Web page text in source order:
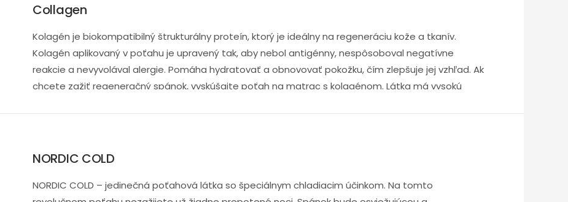
Collagen
Kolagén je biokompatibilný štrukturálny proteín, ktorý je ideálny na regeneráciu kože a tkanív.
Kolagén aplikovaný v poťahu je upravený tak, aby nebol antigénny, nespôsoboval negatívne
reakcie a nevyvolával alergie. Pomáha hydratovať a obnovovať pokožku, čím zlepšuje jej vzhľad. Ak
chcete zažiť regeneračný spánok, vyskúšajte poťah na matrac s kolagénom. Látka má vysokú
NORDIC COLD
NORDIC COLD – jedinečná poťahová látka so špeciálnym chladiacim účinkom. Na tomto